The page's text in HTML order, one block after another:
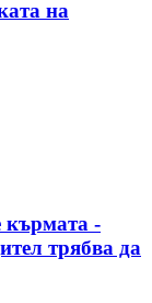
на
кърмата -
трябва да